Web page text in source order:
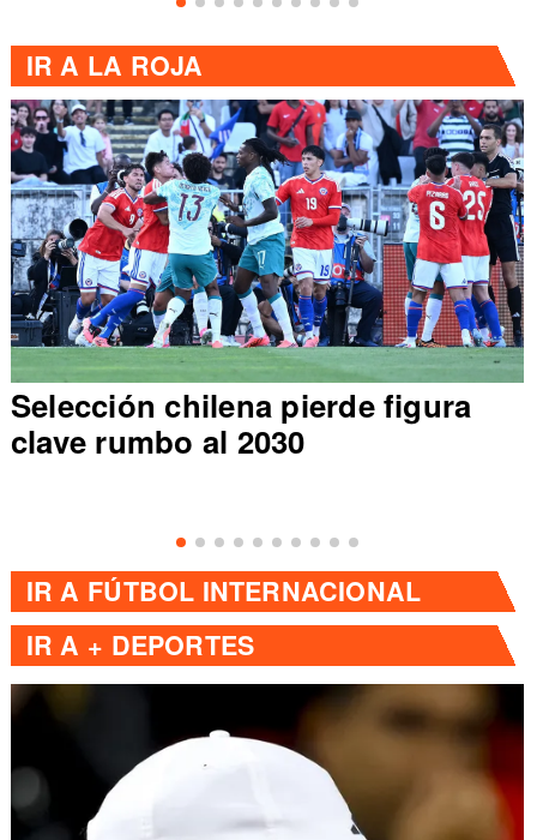
IR A LA ROJA
Selección chilena pierde figura
clave rumbo al 2030
IR A FÚTBOL INTERNACIONAL
IR A + DEPORTES